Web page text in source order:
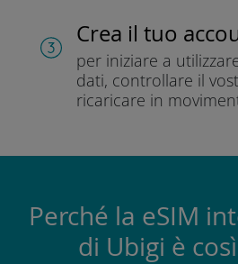
Crea il tuo
per iniziare a
dati, controllare il
ricaricare in
Perché la eSIM
di Ubigi è